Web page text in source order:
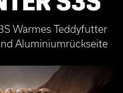
Warmes Teddyfutter
Aluminiumrückseite